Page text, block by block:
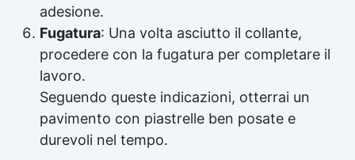
adesione.
Fugatura: Una volta asciutto il collante,
procedere con la fugatura per completare il
lavoro.
Seguendo queste indicazioni, otterrai un
pavimento con piastrelle ben posate e
durevoli nel tempo.